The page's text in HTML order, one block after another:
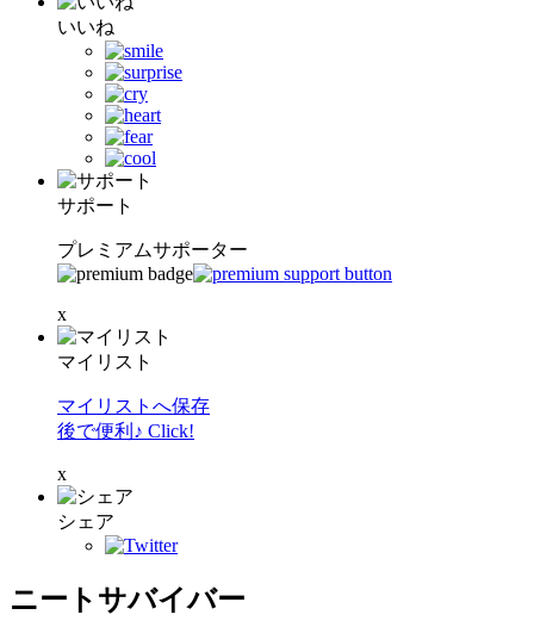
いいね
サポート
プレミアムサポーター
x
マイリスト
マイリストへ保存
後で便利♪ Click!
x
シェア
ニートサバイバー